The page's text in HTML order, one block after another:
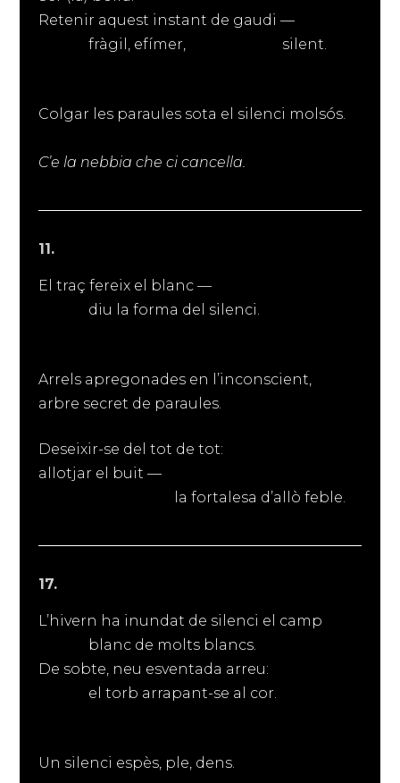
Retenir aquest instant de gaudi —
fràgil, efímer, silent.
Colgar les paraules sota el silenci molsós.
C’e la nebbia che ci cancella.
11.
El traç fereix el blanc —
diu la forma del silenci.
Arrels apregonades en l’inconscient,
arbre secret de paraules.
Deseixir-se del tot de tot:
allotjar el buit —
la fortalesa d’allò feble.
17.
L’hivern ha inundat de silenci el camp
blanc de molts blancs.
De sobte, neu esventada arreu:
el torb arrapant-se al cor.
Un silenci espès, ple, dens.